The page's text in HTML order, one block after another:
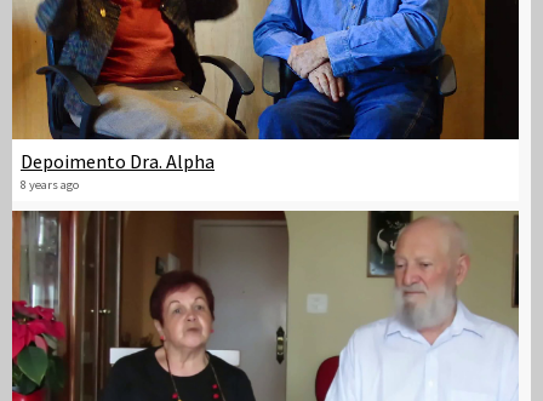
Depoimento Dra. Alpha
8 years ago